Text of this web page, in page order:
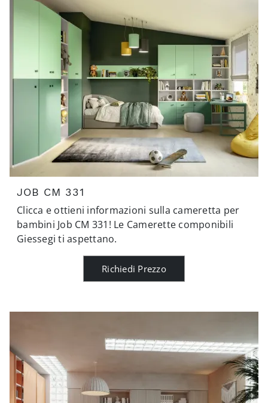
JOB CM 331
Clicca e ottieni informazioni sulla cameretta per
bambini Job CM 331! Le Camerette componibili
Giessegi ti aspettano.
Richiedi Prezzo